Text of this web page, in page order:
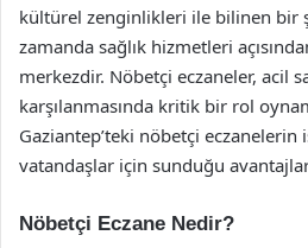
kültürel zenginlikleri ile bilinen bir
zamanda sağlık hizmetleri
merkezdir. Nöbetçi eczaneler, acil
karşılanmasında kritik bir rol
Gaziantep’teki nöbetçi
vatandaşlar için sunduğu
Nöbetçi Eczane Nedir?